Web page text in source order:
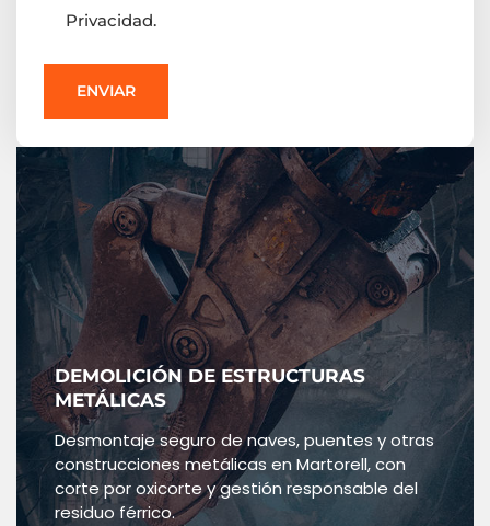
Privacidad.
DEMOLICIÓN DE ESTRUCTURAS
METÁLICAS
Desmontaje seguro de naves, puentes y otras
construcciones metálicas en Martorell, con
corte por oxicorte y gestión responsable del
residuo férrico.